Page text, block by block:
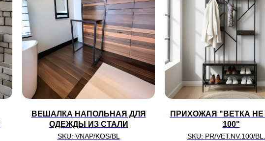
ВЕШАЛКА НАПОЛЬНАЯ ДЛЯ
ОДЕЖДЫ ИЗ СТАЛИ
SKU: VNAP/KOS/BL
ПРИХОЖАЯ "ВЕТКА НЕ
100"
SKU: PR/VET.NV.100/